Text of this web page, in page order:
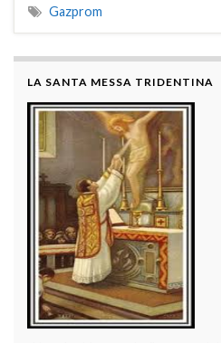
Gazprom
LA SANTA MESSA TRIDENTINA